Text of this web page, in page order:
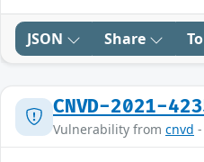
JSON Share
CNVD-2021-
Vulnerability from cnvd